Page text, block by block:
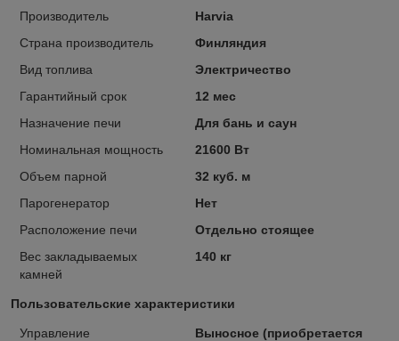
Производитель
Harvia
Страна производитель
Финляндия
Вид топлива
Электричество
Гарантийный срок
12 мес
Назначение печи
Для бань и саун
Номинальная мощность
21600 Вт
Объем парной
32 куб. м
Парогенератор
Нет
Расположение печи
Отдельно стоящее
Вес закладываемых
камней
140 кг
Пользовательские характеристики
Управление
Выносное (приобретается